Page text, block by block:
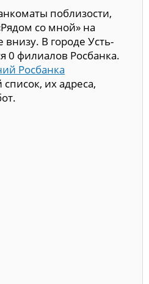
поблизости,
со мной» на
внизу. В городе Усть-
0 филиалов Росбанка.
Росбанка
их адреса,